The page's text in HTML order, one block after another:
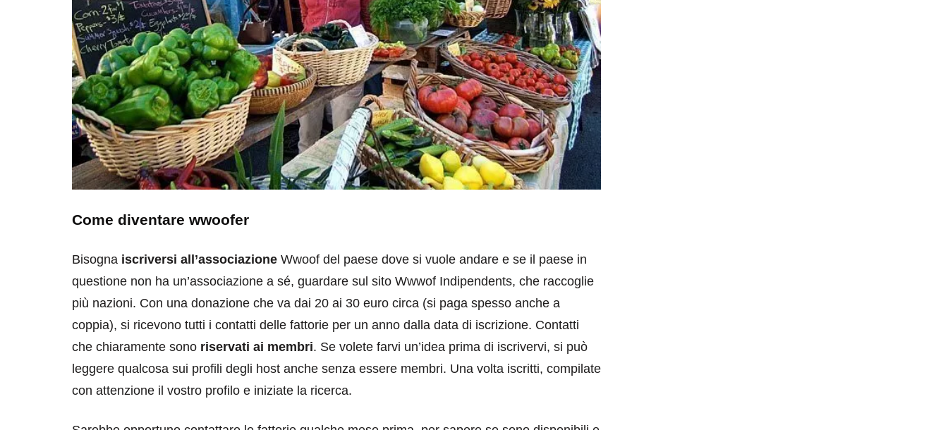
Come diventare wwoofer
Bisogna iscriversi all’associazione Wwoof del paese dove si vuole andare e se il paese in
questione non ha un’associazione a sé, guardare sul sito Wwwof Indipendents, che raccoglie
più nazioni. Con una donazione che va dai 20 ai 30 euro circa (si paga spesso anche a
coppia), si ricevono tutti i contatti delle fattorie per un anno dalla data di iscrizione. Contatti
che chiaramente sono riservati ai membri. Se volete farvi un’idea prima di iscrivervi, si può
leggere qualcosa sui profili degli host anche senza essere membri. Una volta iscritti, compilate
con attenzione il vostro profilo e iniziate la ricerca.